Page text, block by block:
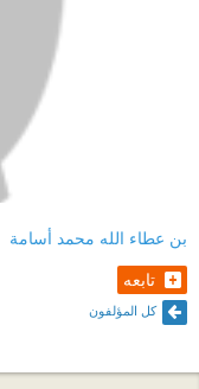
بن عطاء الله محمد أسامة
تابعه
كل المؤلفون